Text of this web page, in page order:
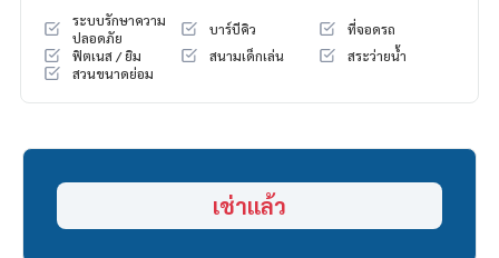
* มีให้เลือกอีกหลายห้อง หลายโครงการค่ะ
perty.com
Facebook Fanpage : P2N Property
** รับฝาก ขาย-เช่า คอนโด บ้าน ที่ดิน และอสังหาริมทรัพย์ทุกชนิ
ด ทั่วกรุงเทพฯ
ระบบรักษาความ
ปลอดภัย
บาร์บีคิว
ที่จอดรถ
ฟิตเนส / ยิม
สนามเด็กเล่น
สระว่ายน้ำ
สวนขนาดย่อม
เช่าแล้ว